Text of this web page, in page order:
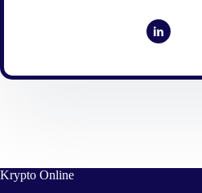
Krypto Online